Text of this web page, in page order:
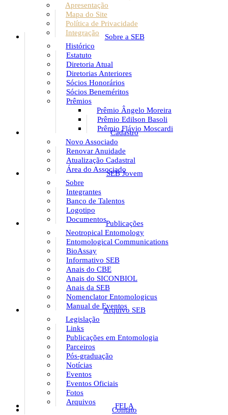
Apresentação
Mapa do Site
Política de Privacidade
Integração
Sobre a SEB
Histórico
Estatuto
Diretoria Atual
Diretorias Anteriores
Sócios Honorários
Sócios Beneméritos
Prêmios
Prêmio Ângelo Moreira
Prêmio Edilson Basoli
Prêmio Flávio Moscardi
Cadastro
Novo Associado
Renovar Anuidade
Atualização Cadastral
Área do Associado
SEB Jovem
Sobre
Integrantes
Banco de Talentos
Logotipo
DocumentosPublicações
Neotropical Entomology
Entomological Communications
BioAssay
Informativo SEB
Anais do CBE
Anais do SICONBIOL
Anais da SEB
Nomenclator Entomologicus
Manual de Eventos
Arquivo SEB
Legislação
Links
Publicações em Entomologia
Parceiros
Pós-graduação
Notícias
Eventos
Eventos Oficiais
Fotos
Arquivos
FELA
Contato